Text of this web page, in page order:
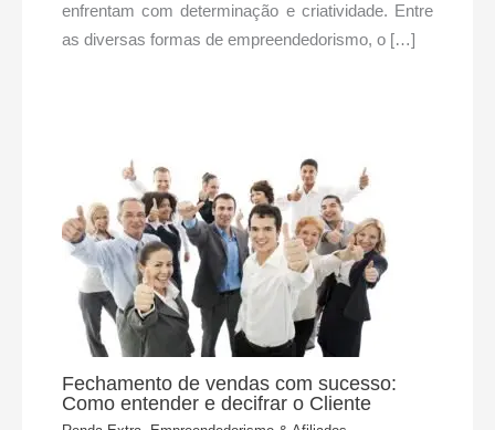
enfrentam com determinação e criatividade. Entre
as diversas formas de empreendedorismo, o […]
Fechamento de vendas com sucesso:
Como entender e decifrar o Cliente